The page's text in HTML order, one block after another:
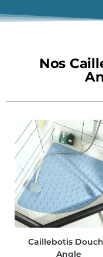
Nos
Caillebotis
Angle